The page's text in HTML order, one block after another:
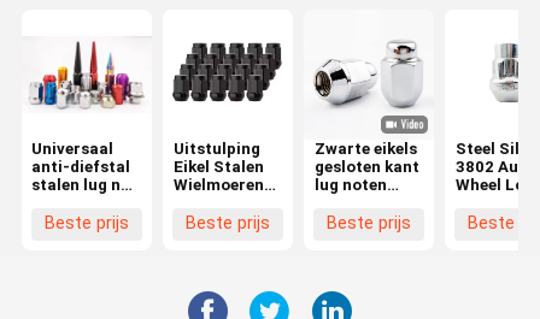
Universaal
anti-diefstal
stalen lug nut
aangepaste
Beste prijs
Uitstulping
Eikel Stalen
Wielmoeren
Accessoires
Beste prijs
Zwarte eikels
gesloten kant
lug noten
draad 3/4
Aftermarket
wielen
Beste prijs
Steel
3802 Auto
Wheel
theft Nut
Beste